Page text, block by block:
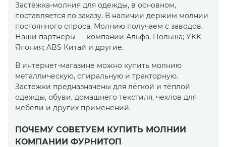
Застёжка-молния для одежды, в основном,
поставляется по заказу. В наличии держим молнии
постоянного спроса. Молнию получаем с заводов.
Наши партнёры — компании Альфа, Польша; УКК
Япония; ABS Китай и другие.
В интернет-магазине можно купить молнию
металлическую, спиральную и тракторную.
Застёжки предназначены для лёгкой и тёплой
одежды, обуви, домашнего текстиля, чехлов для
мебели и других применений.
ПОЧЕМУ СОВЕТУЕМ КУПИТЬ МОЛНИИ
КОМПАНИИ ФУРНИТОП